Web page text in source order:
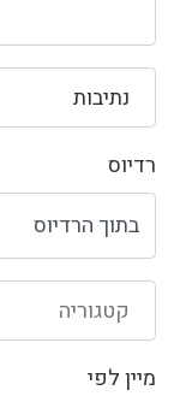
נתיבות
רדיוס
קטגוריה
מיין לפי